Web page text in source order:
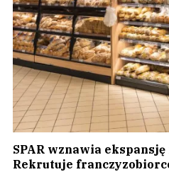
SPAR wznawia
Rekrutuje